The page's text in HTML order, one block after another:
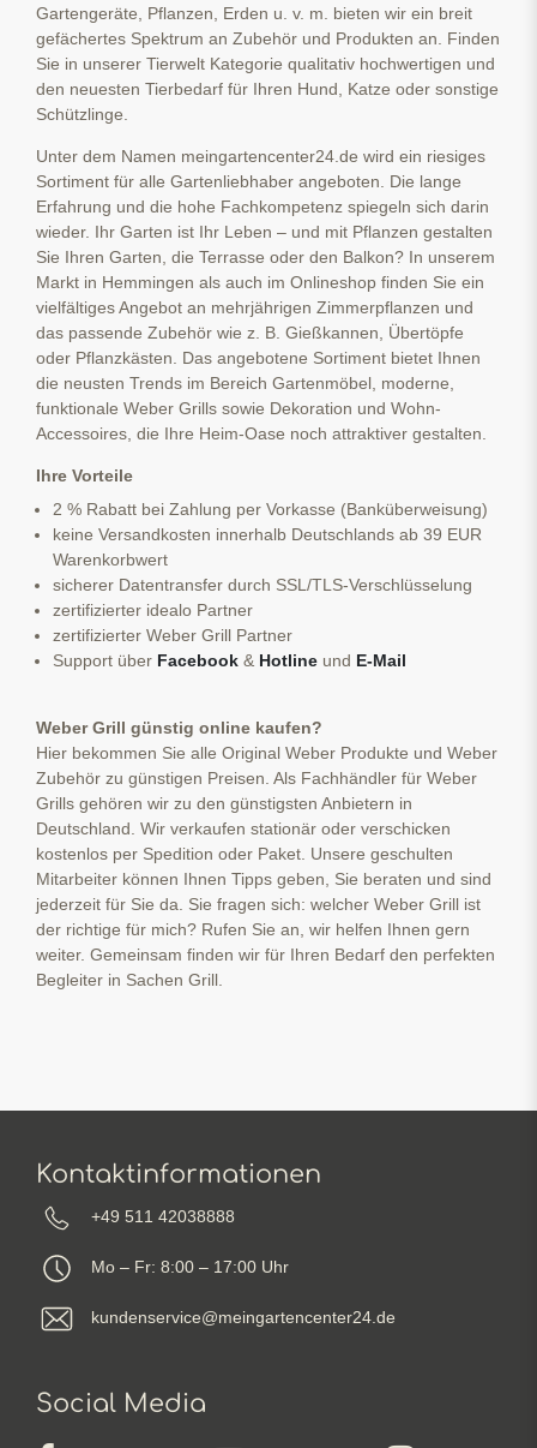
Gartengeräte, Pflanzen, Erden u. v. m. bieten wir ein breit
gefächertes Spektrum an Zubehör und Produkten an. Finden
Sie in unserer Tierwelt Kategorie qualitativ hochwertigen und
den neuesten Tierbedarf für Ihren Hund, Katze oder sonstige
Schützlinge.
Unter dem Namen meingartencenter24.de wird ein riesiges
Sortiment für alle Gartenliebhaber angeboten. Die lange
Erfahrung und die hohe Fachkompetenz spiegeln sich darin
wieder. Ihr Garten ist Ihr Leben – und mit Pflanzen gestalten
Sie Ihren Garten, die Terrasse oder den Balkon? In unserem
Markt in Hemmingen als auch im Onlineshop finden Sie ein
vielfältiges Angebot an mehrjährigen Zimmerpflanzen und
das passende Zubehör wie z. B. Gießkannen, Übertöpfe
oder Pflanzkästen. Das angebotene Sortiment bietet Ihnen
die neusten Trends im Bereich Gartenmöbel, moderne,
funktionale Weber Grills sowie Dekoration und Wohn-
Accessoires, die Ihre Heim-Oase noch attraktiver gestalten.
Ihre Vorteile
2 % Rabatt bei Zahlung per Vorkasse (Banküberweisung)
keine Versandkosten innerhalb Deutschlands ab 39 EUR
Warenkorbwert
sicherer Datentransfer durch SSL/TLS-Verschlüsselung
zertifizierter idealo Partner
zertifizierter Weber Grill Partner
Support über Facebook & Hotline und E-Mail
Weber Grill günstig online kaufen?
Hier bekommen Sie alle Original Weber Produkte und Weber
Zubehör zu günstigen Preisen. Als Fachhändler für Weber
Grills gehören wir zu den günstigsten Anbietern in
Deutschland. Wir verkaufen stationär oder verschicken
kostenlos per Spedition oder Paket. Unsere geschulten
Mitarbeiter können Ihnen Tipps geben, Sie beraten und sind
jederzeit für Sie da. Sie fragen sich: welcher Weber Grill ist
der richtige für mich? Rufen Sie an, wir helfen Ihnen gern
weiter. Gemeinsam finden wir für Ihren Bedarf den perfekten
Begleiter in Sachen Grill.
Kontaktinformationen
+49 511 42038888
Mo – Fr: 8:00 – 17:00 Uhr
kundenservice@meingartencenter24.de
Social Media